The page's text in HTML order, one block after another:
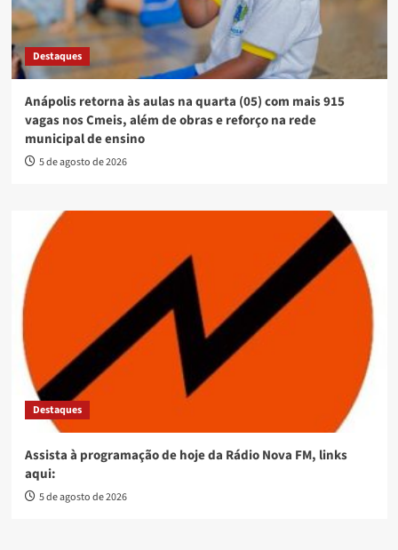
Destaques
Anápolis retorna às aulas na quarta (05) com mais 915
vagas nos Cmeis, além de obras e reforço na rede
municipal de ensino
5 de agosto de 2026
Destaques
Assista à programação de hoje da Rádio Nova FM, links
aqui:
5 de agosto de 2026